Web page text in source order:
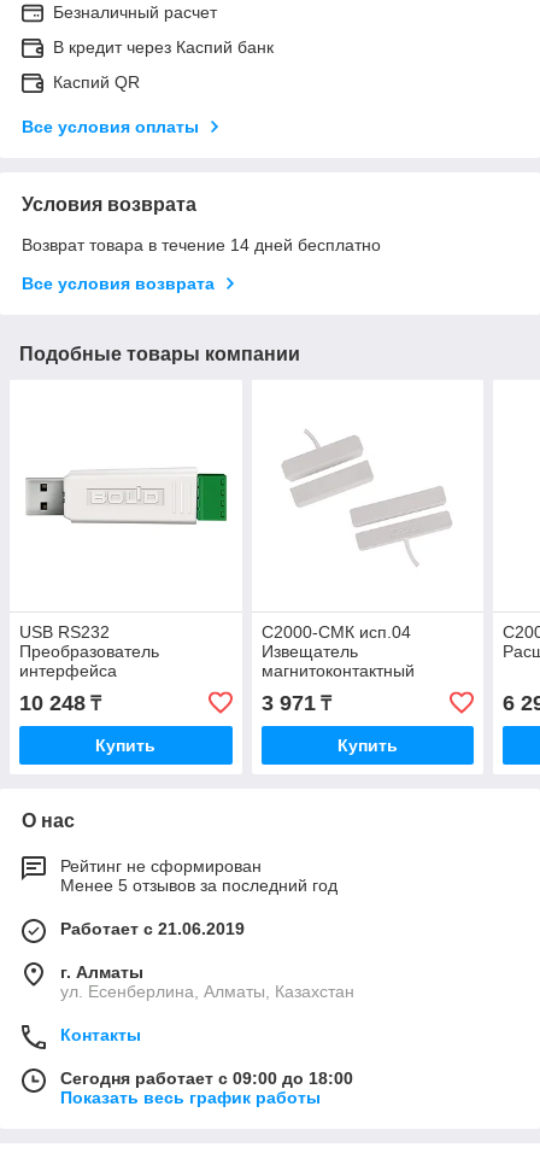
Безналичный расчет
В кредит через Каспий банк
Каспий QR
Все условия оплаты
Условия возврата
Возврат товара в течение 14 дней бесплатно
Все условия возврата
Подобные товары компании
USB RS232
Преобразователь
интерфейса
10 248 ₸
Купить
С2000-СМК исп.04
Извещатель
магнитоконтактный
адресный
3 971₸
Купить
6
О нас
Рейтинг не сформирован
Менее 5 отзывов за последний год
Работает с 21.06.2019
г. Алматы
ул. Есенберлина, Алматы, Казахстан
Контакты
Сегодня работает с 09:00 до 18:00
Показать весь график работы